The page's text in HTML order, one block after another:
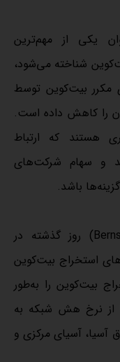
یکی از مهم‌ترین
شناخته می‌شود،
مکرر بیت‌کوین توسط
را کاهش داده است.
هستند که ارتباط
و سهام شرکت‌های
باشد.
تحلیلگران موسسه «برنشتاین» (Bernstein) روز گذشته در
استخراج بیت‌کوین
بیت‌کوین را به‌طور
از نرخ هش شبکه به
آسیا، آسیای مرکزی و